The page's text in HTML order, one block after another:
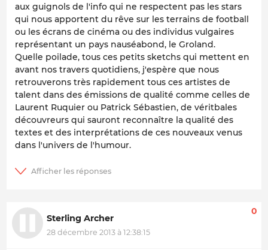
aux guignols de l'info qui ne respectent pas les stars
qui nous apportent du rêve sur les terrains de football
ou les écrans de cinéma ou des individus vulgaires
représentant un pays nauséabond, le Groland.
Quelle poilade, tous ces petits sketchs qui mettent en
avant nos travers quotidiens, j'espère que nous
retrouverons très rapidement tous ces artistes de
talent dans des émissions de qualité comme celles de
Laurent Ruquier ou Patrick Sébastien, de véritbales
découvreurs qui sauront reconnaître la qualité des
textes et des interprétations de ces nouveaux venus
dans l'univers de l'humour.
Sterling Archer
28 décembre 2013 à 12:38:15
0